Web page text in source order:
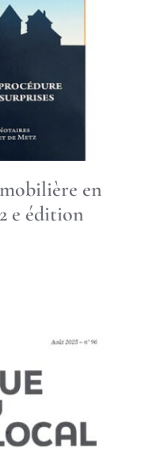
en
e édition